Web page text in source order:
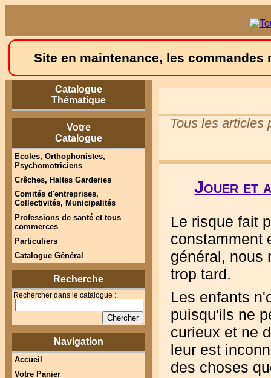
Site en maintenance, les
Catalogue
Thématique
Votre
Catalogue
Ecoles, Orthophonistes,
Psychomotriciens
Crêches, Haltes Garderies
Comités d'entreprises,
Collectivités, Municipalités
Professions de santé et tous
commerces
Particuliers
Catalogue Général
Recherche
Rechercher dans le catalogue :
Navigation
Accueil
Votre Panier
Tous les articles
Jouer et
Le risque fait
constamment
général, nous
trop tard.
Les enfants
puisqu'ils ne
curieux et ne
leur est
des choses